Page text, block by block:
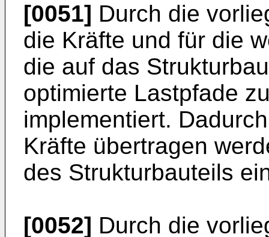
[0051] Durch die
die Kräfte und für die
die auf das
optimierte Lastpfade
implementiert.
Kräfte übertragen
des Strukturbauteils
[0052] Durch die